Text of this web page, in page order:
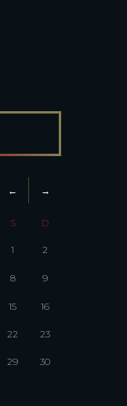
S D
1 2
8 9
15 16
22 23
29 30